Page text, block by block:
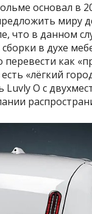
основал в
миру
что в данном
в духе
как
«лёгкий
O с